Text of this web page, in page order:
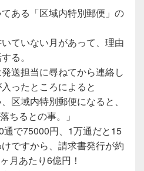
ある「区域内特別郵便」の
ていない月があって、理由
る。
送担当に尋ねてから連絡し
ったところによると
区域内特別郵便になると、
ちるとの事。」
で75000円、1万通だと15
ですから、請求書発行が約
月あたり6億円！